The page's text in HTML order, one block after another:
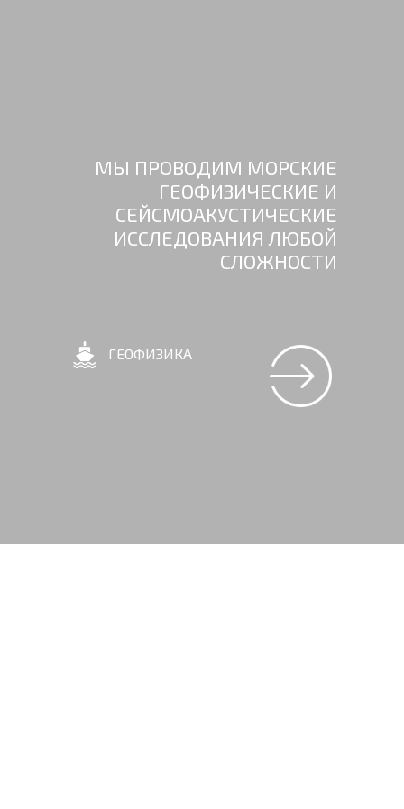
МЫ ПРОВОДИМ МОРСКИЕ
ГЕОФИЗИЧЕСКИЕ И
СЕЙСМОАКУСТИЧЕСКИЕ
ИССЛЕДОВАНИЯ ЛЮБОЙ
СЛОЖНОСТИ
ГЕОФИЗИКА